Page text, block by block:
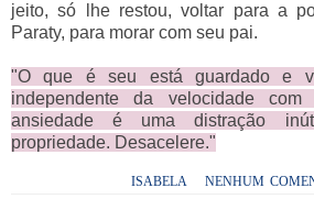
jeito, só lhe restou, voltar para a
Paraty, para morar com seu pai.
"O que é seu está guardado e
independente da velocidade
ansiedade é uma distração
propriedade. Desacelere."
ISABELA NENHUM